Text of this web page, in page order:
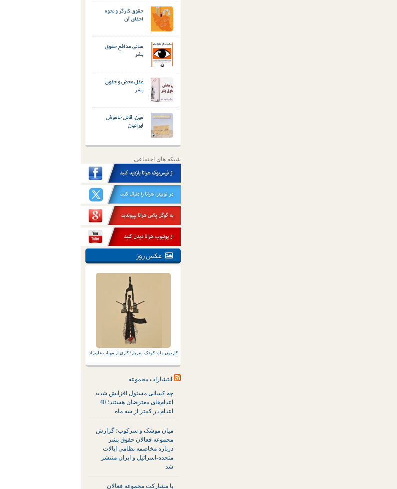
حقوق کارگر و نحوه
احقاق آن
مبانی مدافع حقوق
بشر
عقل محض و حقوق
بشر
مین، قاتل خاموش
ایرانیان
شبکه های اجتماعی
عکس روز
کارتون ماه: کودک-سرباز؛ کاری از مهتاب علینژاد
انتشارات مجموعه
چه کسانی مسئول افزایش شدید
اعدام‌های معترضان هستند؛ 40
اعدام در کمتر از سه ماه
میان موشک و سرکوب؛ گزارش
مجموعه فعالان حقوق بشر
درباره مخاصمه نظامی ایالات
متحده-اسرائیل و ایران منتشر
شد
با مشارکت مجموعه فعالان